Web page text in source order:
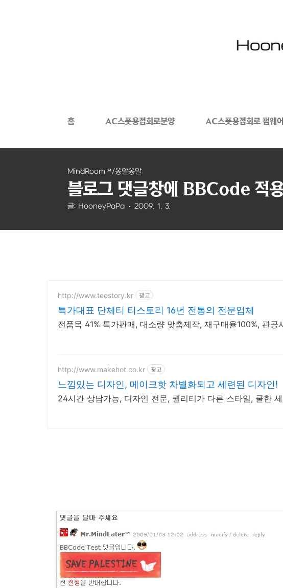
홈 AC스폿용접회로분양 AC스폿용접회로 펌웨
MindRoom™/옹알옹알
블로그 댓글창에 BBCode 적
글: HooneyPaPa 2009. 1. 3.
http://www.teestory.kr 광고
특가대표 단체티 티스토리 16년 전통의 전문업체
전품목 41% 특가판매, 대소량 맞춤제작, 재구매율100%, 관공
http://www.makehot.co.kr 광고
느낌있는 디자인, 메이크핫 차별화되고 세련된 디자인!
24시간 상담가능, 디자인 전문, 퀄리티가 다른 스타일, 쿨한